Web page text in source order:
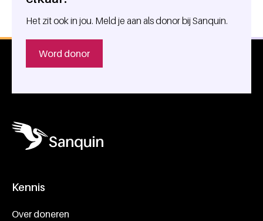
Het zit ook in jou. Meld je aan als donor bij Sanquin.
Word donor
Kennis
Over doneren